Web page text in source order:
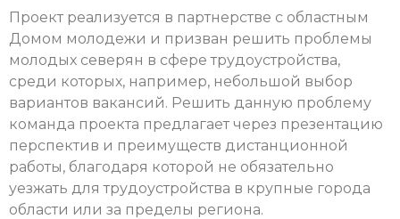
Проект реализуется в партнерстве с областным
Домом молодежи и призван решить проблемы
молодых северян в сфере трудоустройства,
среди которых, например, небольшой выбор
вариантов вакансий. Решить данную проблему
команда проекта предлагает через презентацию
перспектив и преимуществ дистанционной
работы, благодаря которой не обязательно
уезжать для трудоустройства в крупные города
области или за пределы региона.